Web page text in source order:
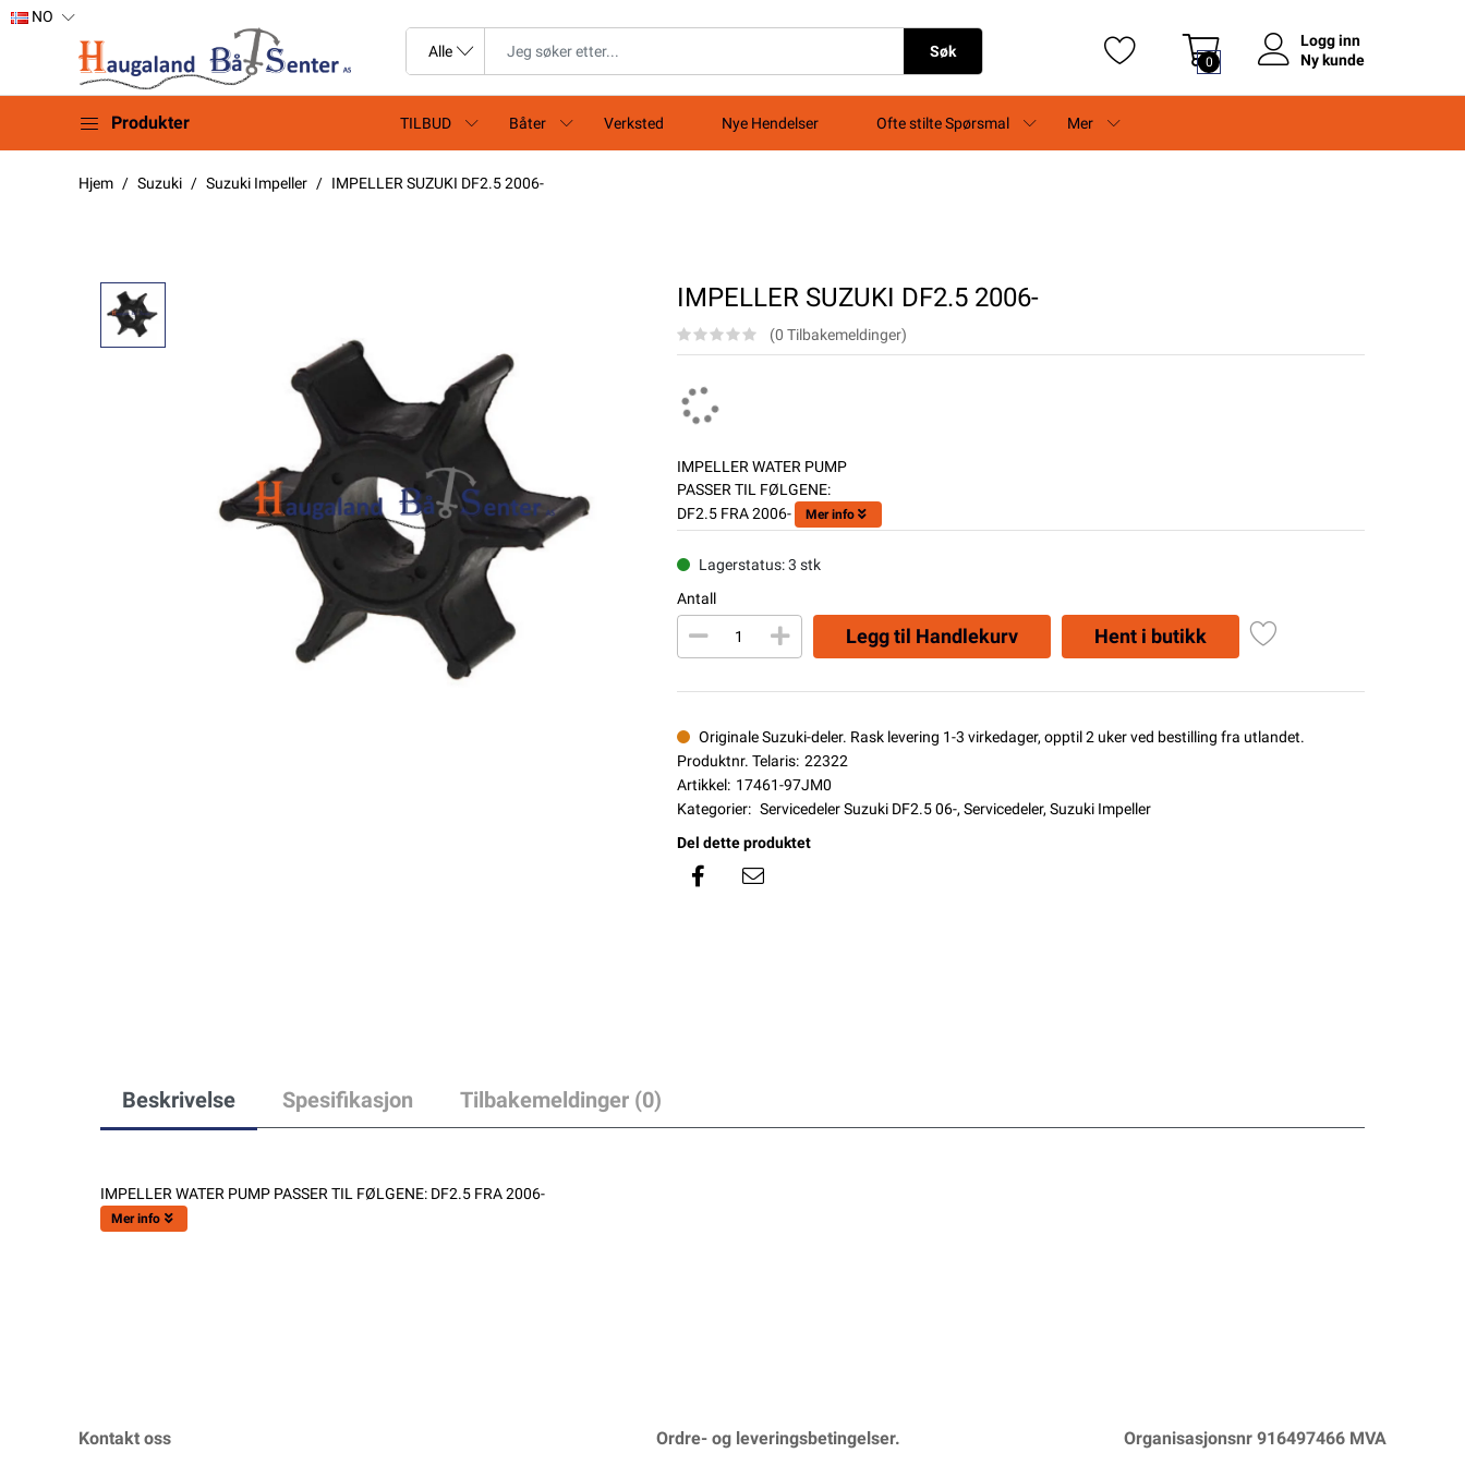
NO
Søk
0
Logg inn
Ny kunde
Produkter TILBUD Båter Verksted Nye Hendelser Ofte stilte Spørsmal Mer
Hjem Suzuki Suzuki Impeller IMPELLER SUZUKI DF2.5 2006-
IMPELLER SUZUKI DF2.5 2006-
(0 Tilbakemeldinger)
IMPELLER WATER PUMP
PASSER TIL FØLGENE:
DF2.5 FRA 2006-
Mer info
Lagerstatus: 3 stk
Antall
Legg til Handlekurv Hent i butikk
Originale Suzuki-deler. Rask levering 1-3 virkedager, opptil 2 uker ved bestilling fra utlandet.
Produktnr. Telaris: 22322
Artikkel: 17461-97JM0
Kategorier: Servicedeler Suzuki DF2.5 06-, Servicedeler, Suzuki Impeller
Del dette produktet
Beskrivelse Spesifikasjon Tilbakemeldinger (0)
IMPELLER WATER PUMP PASSER TIL FØLGENE: DF2.5 FRA 2006-
Mer info
Kontakt oss Ordre- og leveringsbetingelser. Organisasjonsnr 916497466 MVA